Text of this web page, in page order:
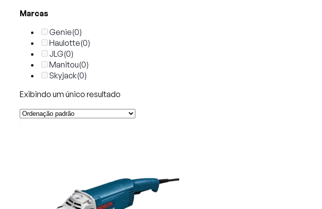
Marcas
Genie(0)
Haulotte(0)
JLG(0)
Manitou(0)
Skyjack(0)
Exibindo um único resultado